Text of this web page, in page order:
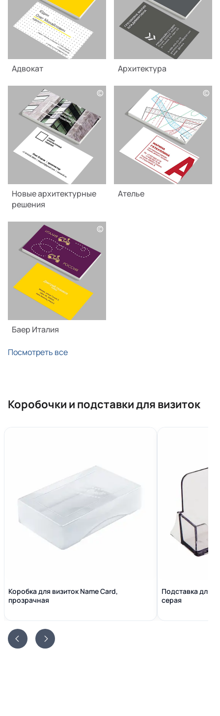
Адвокат Архитектура
©
Новые архитектурные
решения
©
Ателье
©
Баер Италия
Посмотреть все
Коробочки и подставки для визиток
Коробка для визиток Name Сard,
прозрачная
Подставка для
серая